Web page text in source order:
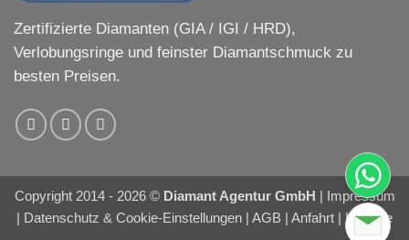
Zertifizierte Diamanten (GIA / IGI / HRD),
Verlobungsringe und feinster Diamantschmuck zu
besten Preisen.
Copyright 2014 - 2026 © Diamant Agentur GmbH | Impressum
| Datenschutz & Cookie-Einstellungen | AGB | Anfahrt | Karriere